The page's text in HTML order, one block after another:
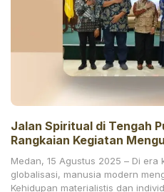
Jalan Spiritual di Tengah
Rangkaian Kegiatan
Medan, 15 Agustus 2025 – Di era
globalisasi, manusia modern
Kehidupan materialistis dan